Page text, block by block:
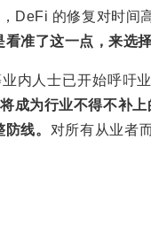
DeFi 的修复对时间
准了这一点，来选择
内人士已开始呼吁
成为行业不得不补
线。 对所有从业者